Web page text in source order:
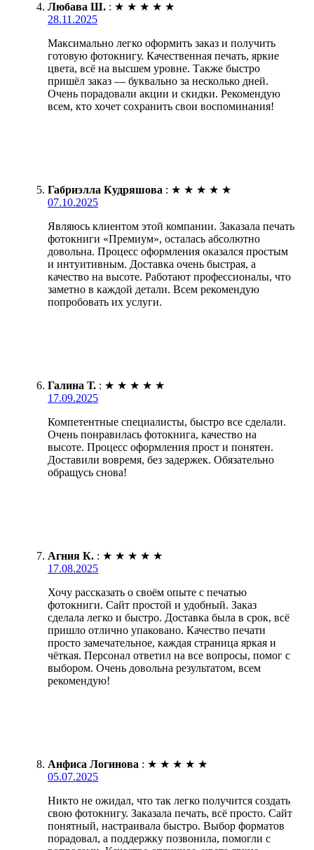
Любава Ш. : ★ ★ ★ ★ ★
28.11.2025
Максимально легко оформить заказ и получить
готовую фотокнигу. Качественная печать, яркие
цвета, всё на высшем уровне. Также быстро
пришёл заказ — буквально за несколько дней.
Очень порадовали акции и скидки. Рекомендую
всем, кто хочет сохранить свои воспоминания!
Габриэлла Кудряшова : ★ ★ ★ ★ ★
07.10.2025
Являюсь клиентом этой компании. Заказала печать
фотокниги «Премиум», осталась абсолютно
довольна. Процесс оформления оказался простым
и интуитивным. Доставка очень быстрая, а
качество на высоте. Работают профессионалы, что
заметно в каждой детали. Всем рекомендую
попробовать их услуги.
Галина Т. : ★ ★ ★ ★ ★
17.09.2025
Компетентные специалисты, быстро все сделали.
Очень понравилась фотокнига, качество на
высоте. Процесс оформления прост и понятен.
Доставили вовремя, без задержек. Обязательно
обращусь снова!
Агния К. : ★ ★ ★ ★ ★
17.08.2025
Хочу рассказать о своём опыте с печатью
фотокниги. Сайт простой и удобный. Заказ
сделала легко и быстро. Доставка была в срок, всё
пришло отлично упаковано. Качество печати
просто замечательное, каждая страница яркая и
чёткая. Персонал ответил на все вопросы, помог с
выбором. Очень довольна результатом, всем
рекомендую!
Анфиса Логинова : ★ ★ ★ ★ ★
05.07.2025
Никто не ожидал, что так легко получится создать
свою фотокнигу. Заказала печать, всё просто. Сайт
понятный, настраивала быстро. Выбор форматов
порадовал, а поддержку позвонила, помогли с